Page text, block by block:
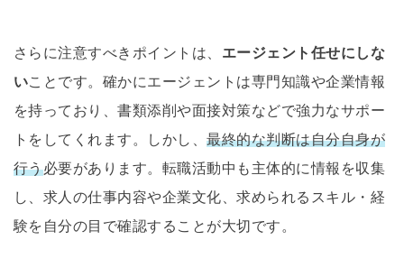
さらに注意すべきポイントは、 エージェント任せにしな
いことです。確かにエージェントは専門知識や企業情報
を持っており、書類添削や面接対策などで強力なサポー
トをしてくれます。しかし、最終的な判断は自分自身が
行う必要があります。転職活動中も主体的に情報を収集
し、求人の仕事内容や企業文化、求められるスキル・経
験を自分の目で確認することが大切です。